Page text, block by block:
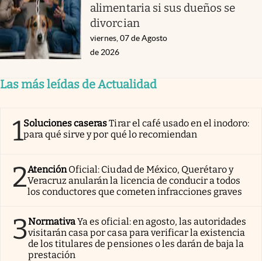
alimentaria si sus dueños se
divorcian
viernes, 07 de Agosto
de 2026
Las más leídas de Actualidad
1Soluciones caserasTirar el café usado en el inodoro:
para qué sirve y por qué lo recomiendan
2AtenciónOficial: Ciudad de México, Querétaro y
Veracruz anularán la licencia de conducir a todos
los conductores que cometen infracciones graves
3NormativaYa es oficial: en agosto, las autoridades
visitarán casa por casa para verificar la existencia
de los titulares de pensiones o les darán de baja la
prestación